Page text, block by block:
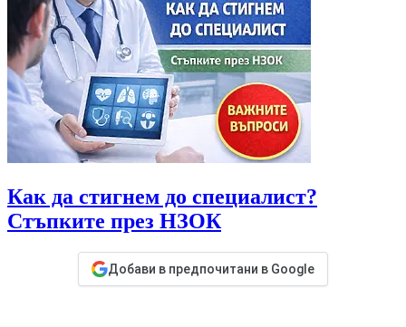
Как да стигнем до специалист?
Стъпките през НЗОК
Добави в предпочитани в Google